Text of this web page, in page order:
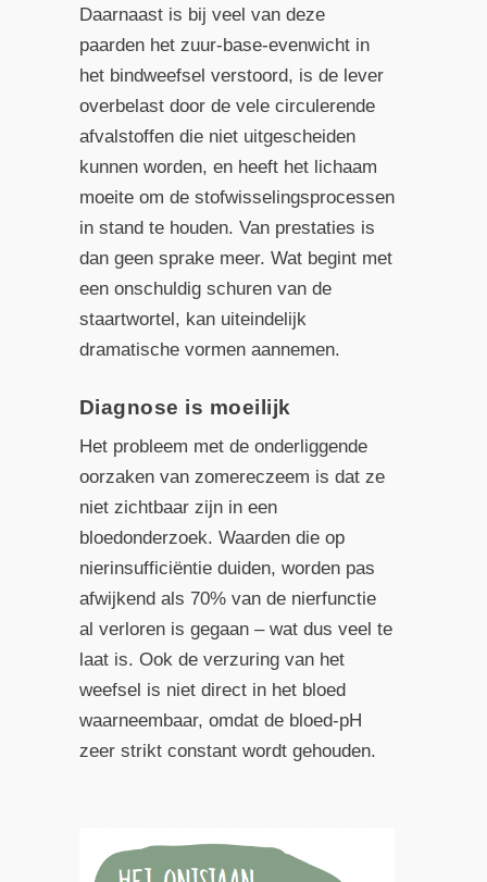
Daarnaast is bij veel van deze
paarden het zuur-base-evenwicht in
het bindweefsel verstoord, is de lever
overbelast door de vele circulerende
afvalstoffen die niet uitgescheiden
kunnen worden, en heeft het lichaam
moeite om de stofwisselingsprocessen
in stand te houden. Van prestaties is
dan geen sprake meer. Wat begint met
een onschuldig schuren van de
staartwortel, kan uiteindelijk
dramatische vormen aannemen.
Diagnose is moeilijk
Het probleem met de onderliggende
oorzaken van zomereczeem is dat ze
niet zichtbaar zijn in een
bloedonderzoek. Waarden die op
nierinsufficiëntie duiden, worden pas
afwijkend als 70% van de nierfunctie
al verloren is gegaan – wat dus veel te
laat is. Ook de verzuring van het
weefsel is niet direct in het bloed
waarneembaar, omdat de bloed-pH
zeer strikt constant wordt gehouden.